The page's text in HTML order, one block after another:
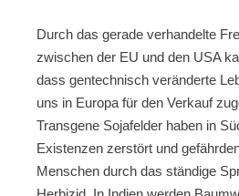
Durch das gerade verhandelte
zwischen der EU und den USA
dass gentechnisch veränderte
uns in Europa für den Verkauf
Transgene Sojafelder haben in
Existenzen zerstört und
Menschen durch das ständige